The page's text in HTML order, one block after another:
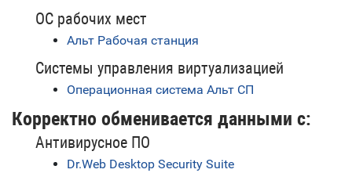
ОС рабочих мест
Альт Рабочая станция
Системы управления виртуализацией
Операционная система Альт СП
Корректно обменивается данными с:
Антивирусное ПО
Dr.Web Desktop Security Suite